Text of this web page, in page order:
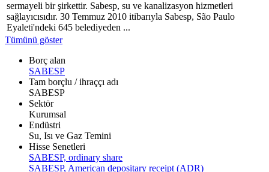
sermayeli bir şirkettir. Sabesp, su ve kanalizasyon hizmetleri
sağlayıcısıdır. 30 Temmuz 2010 itibarıyla Sabesp, São Paulo
Eyaleti'ndeki 645 belediyeden ...
Tümünü göster
Borç alan
SABESP
Tam borçlu / ihraççı adı
SABESP
Sektör
Kurumsal
Endüstri
Su, Isı ve Gaz Temini
Hisse Senetleri
SABESP, ordinary share
SABESP, American depositary receipt (ADR)